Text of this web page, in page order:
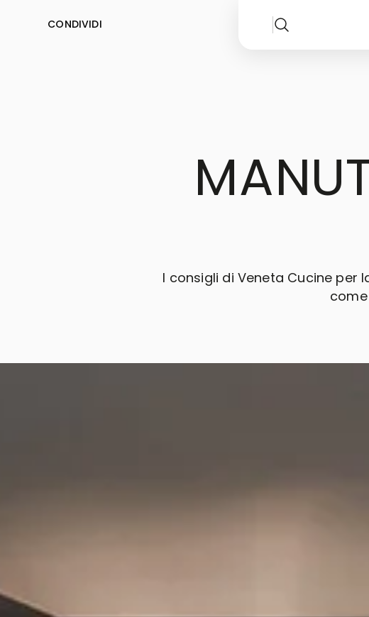
CONDIVIDI
I consigli di Veneta Cucine per